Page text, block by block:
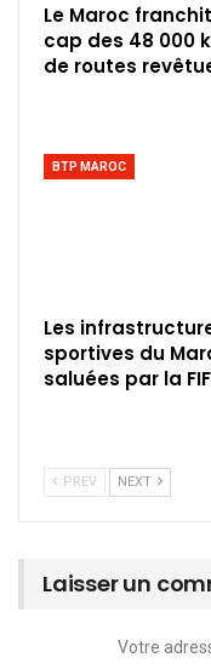
Le Maroc
cap des 48 000
de routes
BTP MAROC
Les
sportives du
saluées par la
PREV NEXT
Laisser un
Votre